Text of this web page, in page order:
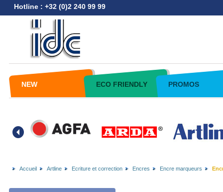
Hotline : +32 (0)2 240 99 99
NEW ECO FRIENDLY PROMOS
Accueil Artline Ecriture et correction Encres Encre marqueurs